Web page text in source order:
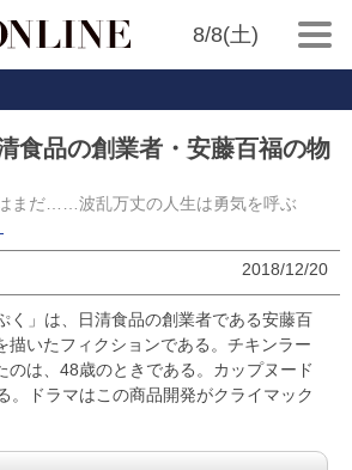
8/8(土)
食品の創業者・安藤百福の物
まだ……波乱万丈の人生は勇気を呼ぶ
2018/12/20
く」は、日清食品の創業者である安藤百
描いたフィクションである。チキンラー
のは、48歳のときである。カップヌード
。ドラマはこの商品開発がクライマック